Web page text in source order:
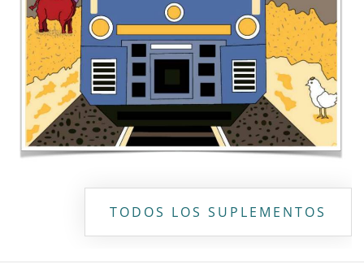
Maya